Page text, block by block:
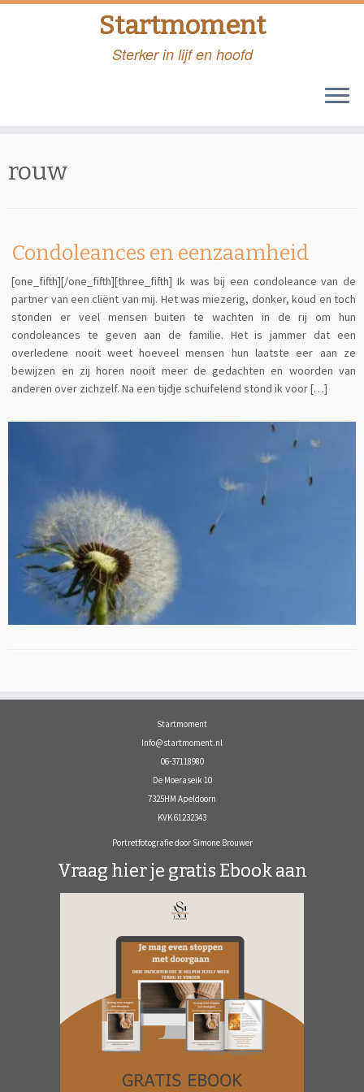
content
Startmoment
Sterker in lijf en hoofd
rouw
Condoleances en eenzaamheid
[one_fifth][/one_fifth][three_fifth] Ik was bij een condoleance van de
partner van een cliënt van mij. Het was miezerig, donker, koud en toch
stonden er veel mensen buiten te wachten in de rij om hun
condoleances te geven aan de familie. Het is jammer dat een
overledene nooit weet hoeveel mensen hun laatste eer aan ze
bewijzen en zij horen nooit meer de gedachten en woorden van
anderen over zichzelf. Na een tijdje schuifelend stond ik voor […]
Startmoment
Info@startmoment.nl
06-37118980
De Moeraseik 10
7325HM Apeldoorn
KVK 61232343
Portretfotografie door Simone Brouwer
Vraag hier je gratis Ebook aan